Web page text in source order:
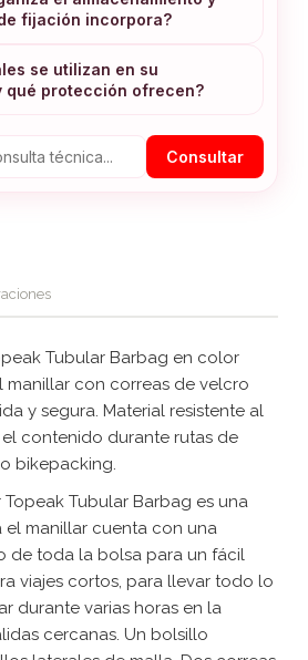
fijación incorpora?
se utilizan en su
qué protección ofrecen?
Consultar
Tubular Barbag en color
manillar con correas de velcro
y segura. Material resistente al
contenido durante rutas de
bikepacking.
Tubular Barbag es una
manillar cuenta con una
de toda la bolsa para un fácil
viajes cortos, para llevar todo lo
durante varias horas en la
cercanas. Un bolsillo